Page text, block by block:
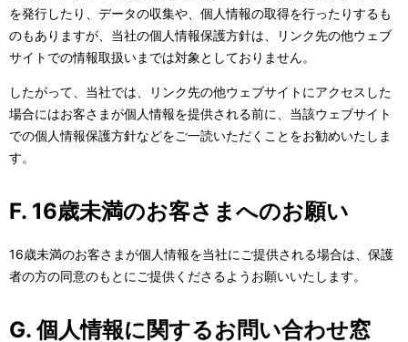
を発行したり、データの収集や、個人情報の取得を行ったりするも
のもありますが、当社の個人情報保護方針は、リンク先の他ウェブ
サイトでの情報取扱いまでは対象としておりません。
したがって、当社では、リンク先の他ウェブサイトにアクセスした
場合にはお客さまが個人情報を提供される前に、当該ウェブサイト
での個人情報保護方針などをご一読いただくことをお勧めいたしま
す。
F. 16歳未満のお客さまへのお願い
16歳未満のお客さまが個人情報を当社にご提供される場合は、保護
者の方の同意のもとにご提供くださるようお願いいたします。
G. 個人情報に関するお問い合わせ窓